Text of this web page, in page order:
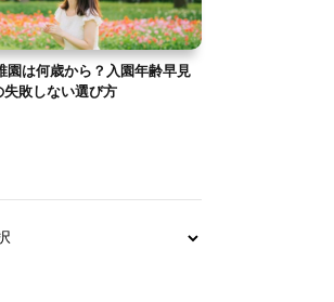
園は何歳から？入園年齢早見
敗しない選び方